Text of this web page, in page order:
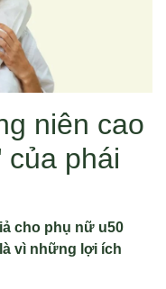
niên cao
của phái
cho phụ nữ u50
vì những lợi ích